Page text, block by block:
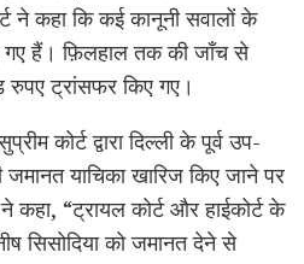
ने कहा कि कई कानूनी सवालों के
गए हैं। फ़िलहाल तक की जाँच से
रुपए ट्रांसफर किए गए।
कोर्ट द्वारा दिल्ली के पूर्व उप-
जमानत याचिका खारिज किए जाने पर
कहा, “ट्रायल कोर्ट और हाईकोर्ट के
सिसोदिया को जमानत देने से